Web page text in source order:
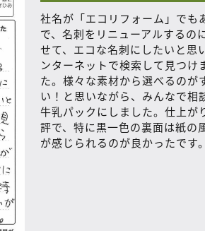
社名が「エコリフォーム」でも
で、名刺をリニューアルするの
せて、エコな名刺にしたいと思
ンターネットで検索して見つけ
た。様々な素材から選べるのが
い！と思いながら、みんなで相
牛乳パックにしました。仕上が
評で、特に黒一色の裏面は紙の
が感じられるのが良かったです。